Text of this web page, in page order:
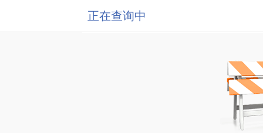
正在查询中